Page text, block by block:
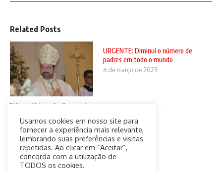
Related Posts
Fiéis e clérigos da diocese de
ca ...
20 de setembro de 2024
URGENTE: Diminui o número de
padres em todo o mundo
6 de março de 2023
Usamos cookies em nosso site para
fornecer a experiência mais relevante,
lembrando suas preferências e visitas
repetidas. Ao clicar em “Aceitar”,
concorda com a utilização de
TODOS os cookies.